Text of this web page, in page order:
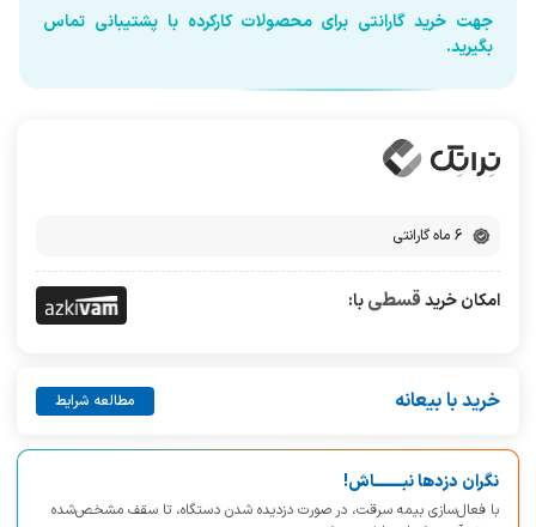
جهت خرید گارانتی برای محصولات کارکرده با پشتیبانی تماس
بگیرید.
6 ماه گارانتی
امکان خریدقسطیبا:
خرید با بیعانه مطالعه شرایط
نگران دزدها نبــــــــاش!
با فعال‌سازی بیمه سرقت، در صورت دزدیده شدن دستگاه، تا سقف مشخص‌شده